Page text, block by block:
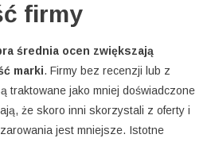
firmy
średnia ocen zwiększają
marki. Firmy bez recenzji lub z
traktowane jako mniej doświadczone
że skoro inni skorzystali z oferty i
jest mniejsze. Istotne